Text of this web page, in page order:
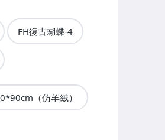
FH復古蝴蝶-4
（仿羊絨）